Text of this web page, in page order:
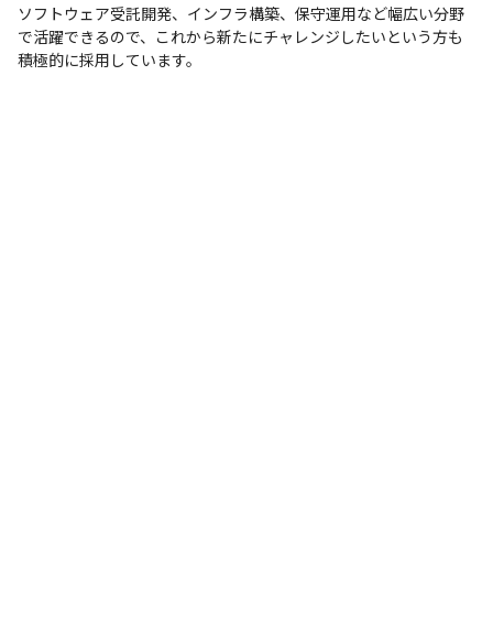
ソフトウェア受託開発、インフラ構築、保守運用など幅広い分野
で活躍できるので、これから新たにチャレンジしたいという方も
積極的に採用しています。